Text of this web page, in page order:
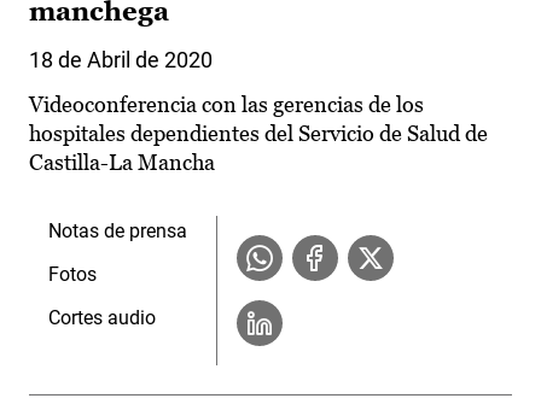
manchega
18 de Abril de 2020
Videoconferencia con las gerencias de los
hospitales dependientes del Servicio de Salud de
Castilla-La Mancha
Notas de prensa
Fotos
Cortes audio